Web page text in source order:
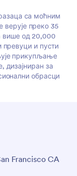
са моћним
верује преко 35
више од 20,000
превуци и пусти
прикупљање
дизајниран за
обрасци
Francisco CA